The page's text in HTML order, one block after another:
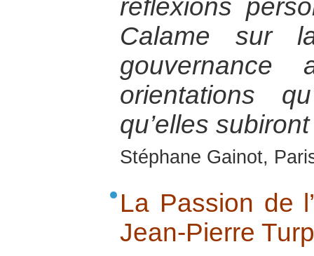
réflexions
Calame sur
orientations
qu’elles
Stéphane Gainot,
La Passion de
Jean-Pierre